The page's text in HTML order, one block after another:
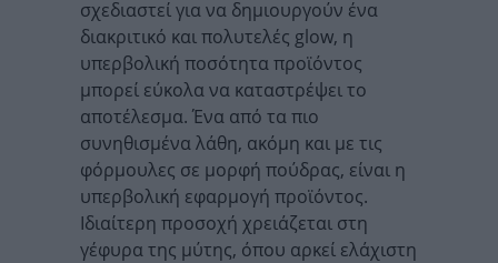
σχεδιαστεί για να δημιουργούν ένα
διακριτικό και πολυτελές glow, η
υπερβολική ποσότητα προϊόντος
μπορεί εύκολα να καταστρέψει το
αποτέλεσμα. Ένα από τα πιο
συνηθισμένα λάθη, ακόμη και με τις
φόρμουλες σε μορφή πούδρας, είναι η
υπερβολική εφαρμογή προϊόντος.
Ιδιαίτερη προσοχή χρειάζεται στη
γέφυρα της μύτης, όπου αρκεί ελάχιστη